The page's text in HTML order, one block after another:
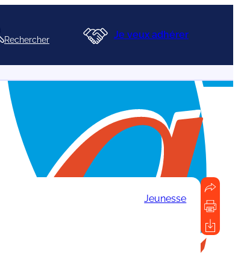
Rechercher Je veux adhérer
Jeunesse